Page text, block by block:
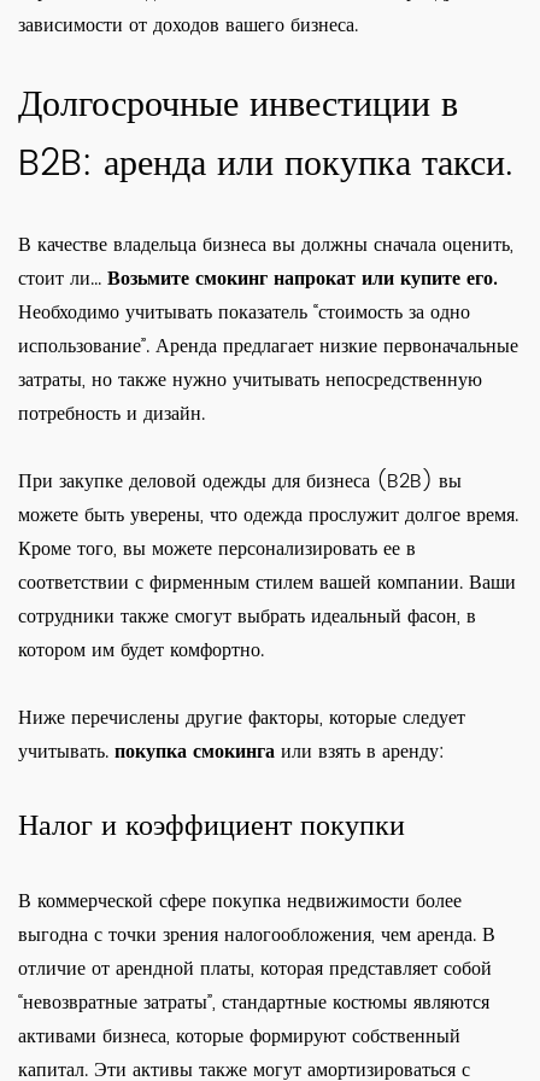
зависимости от доходов вашего бизнеса.
Долгосрочные инвестиции в
B2B: аренда или покупка такси.
В качестве владельца бизнеса вы должны сначала оценить,
стоит ли...Возьмите смокинг напрокат или купите его.
Необходимо учитывать показатель “стоимость за одно
использование”. Аренда предлагает низкие первоначальные
затраты, но также нужно учитывать непосредственную
потребность и дизайн.
При закупке деловой одежды для бизнеса (B2B) вы
можете быть уверены, что одежда прослужит долгое время.
Кроме того, вы можете персонализировать ее в
соответствии с фирменным стилем вашей компании. Ваши
сотрудники также смогут выбрать идеальный фасон, в
котором им будет комфортно.
Ниже перечислены другие факторы, которые следует
учитывать.покупка смокингаили взять в аренду:
Налог и коэффициент покупки
В коммерческой сфере покупка недвижимости более
выгодна с точки зрения налогообложения, чем аренда. В
отличие от арендной платы, которая представляет собой
“невозвратные затраты”, стандартные костюмы являются
активами бизнеса, которые формируют собственный
капитал. Эти активы также могут амортизироваться с